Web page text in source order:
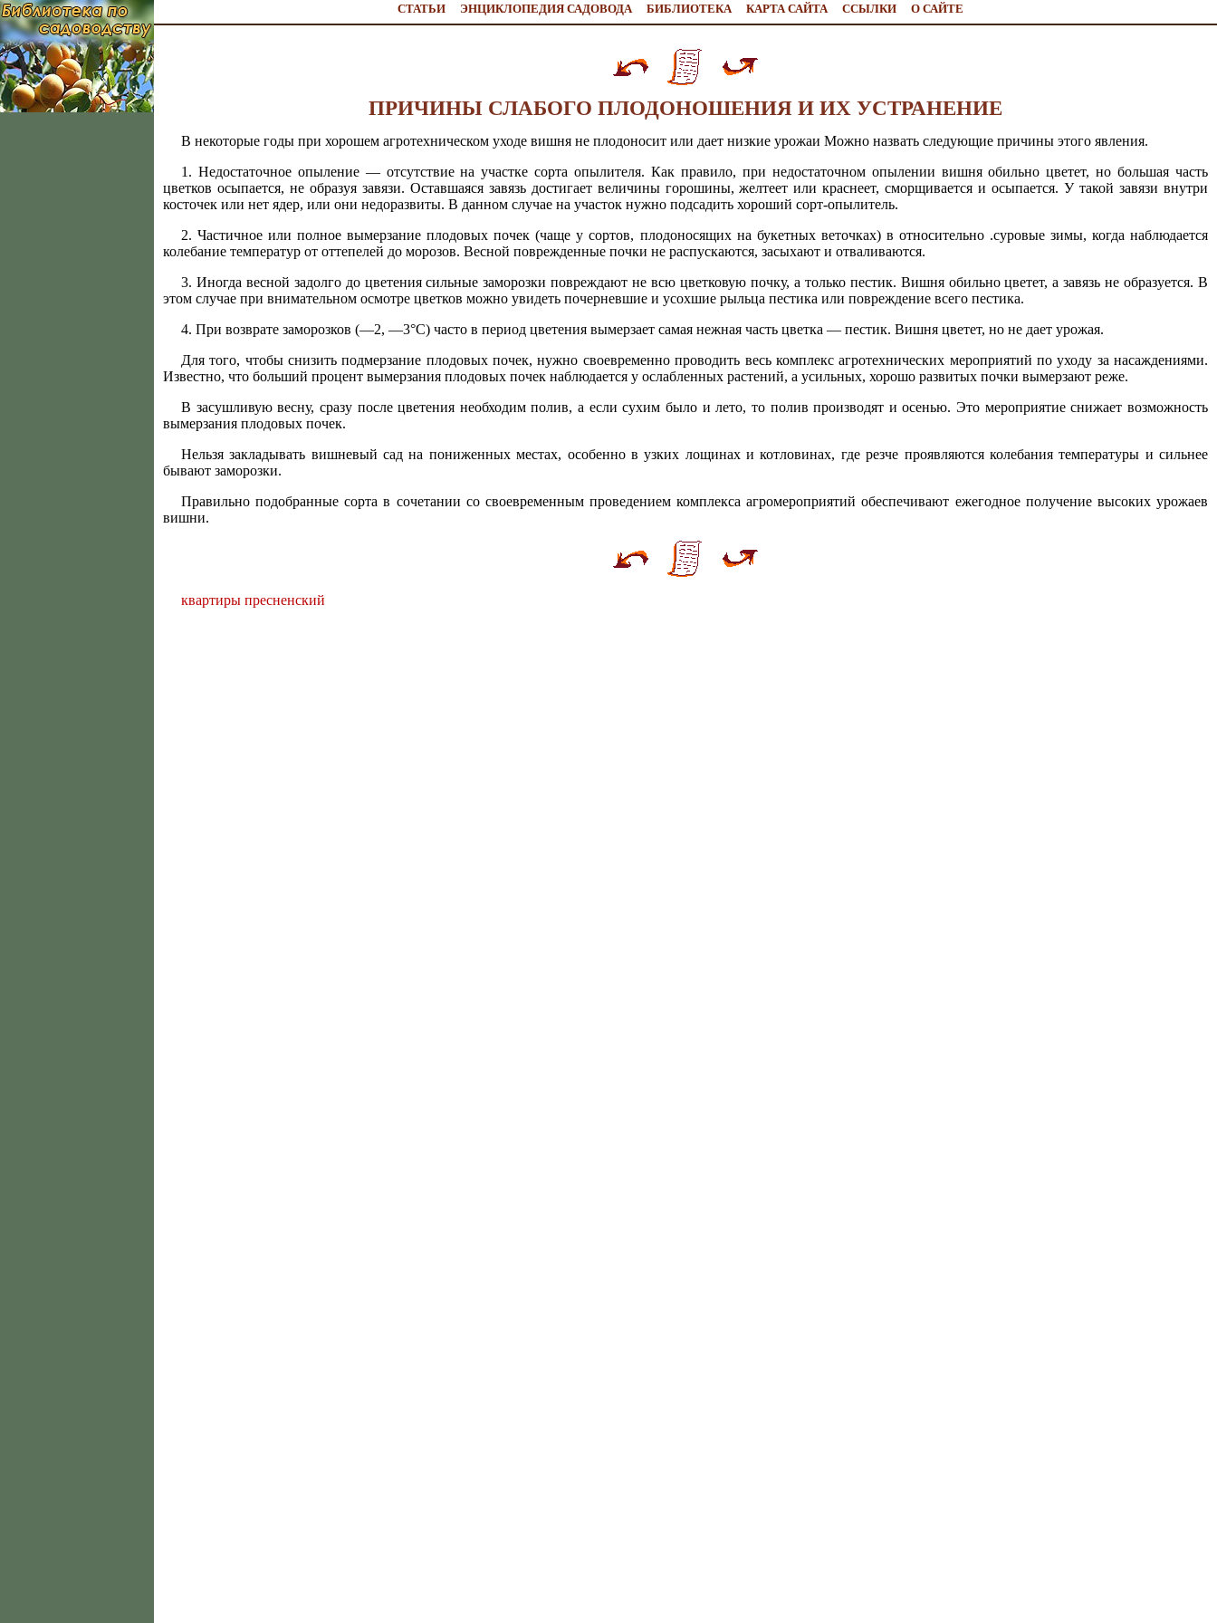
СТАТЬИ ЭНЦИКЛОПЕДИЯ САДОВОДА БИБЛИОТЕКА КАРТА САЙТА ССЫЛКИ О САЙТЕ
ПРИЧИНЫ СЛАБОГО ПЛОДОНОШЕНИЯ И ИХ УСТРАНЕНИЕ
В некоторые годы при хорошем агротехническом уходе вишня не плодоносит или дает низкие урожаи Можно назвать следующие причины этого явления.
1. Недостаточное опыление — отсутствие на участке сорта опылителя. Как правило, при недостаточном опылении вишня обильно цветет, но большая часть
цветков осыпается, не образуя завязи. Оставшаяся завязь достигает величины горошины, желтеет или краснеет, сморщивается и осыпается. У такой завязи внутри
косточек или нет ядер, или они недоразвиты. В данном случае на участок нужно подсадить хороший сорт-опылитель.
2. Частичное или полное вымерзание плодовых почек (чаще у сортов, плодоносящих на букетных веточках) в относительно .суровые зимы, когда наблюдается
колебание температур от оттепелей до морозов. Весной поврежденные почки не распускаются, засыхают и отваливаются.
3. Иногда весной задолго до цветения сильные заморозки повреждают не всю цветковую почку, а только пестик. Вишня обильно цветет, а завязь не образуется. В
этом случае при внимательном осмотре цветков можно увидеть почерневшие и усохшие рыльца пестика или повреждение всего пестика.
4. При возврате заморозков (—2, —3°С) часто в период цветения вымерзает самая нежная часть цветка — пестик. Вишня цветет, но не дает урожая.
Для того, чтобы снизить подмерзание плодовых почек, нужно своевременно проводить весь комплекс агротехнических мероприятий по уходу за насаждениями.
Известно, что больший процент вымерзания плодовых почек наблюдается у ослабленных растений, а усильных, хорошо развитых почки вымерзают реже.
В засушливую весну, сразу после цветения необходим полив, а если сухим было и лето, то полив производят и осенью. Это мероприятие снижает возможность
вымерзания плодовых почек.
Нельзя закладывать вишневый сад на пониженных местах, особенно в узких лощинах и котловинах, где резче проявляются колебания температуры и сильнее
бывают заморозки.
Правильно подобранные сорта в сочетании со своевременным проведением комплекса агромероприятий обеспечивают ежегодное получение высоких урожаев
вишни.
квартиры пресненский